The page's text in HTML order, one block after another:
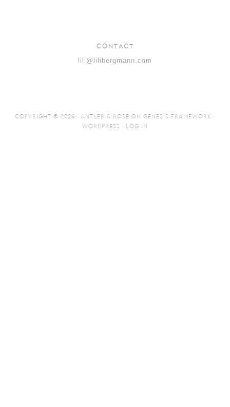
CONTACT
lili@lilibergmann.com
COPYRIGHT © 2026 · ANTLER & ROSE ON GENESIS FRAMEWORK ·
WORDPRESS · LOG IN